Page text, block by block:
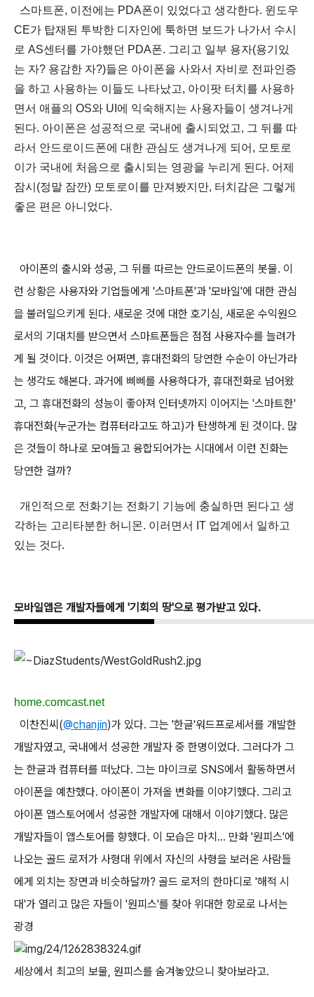
스마트폰, 이전에는 PDA폰이 있었다고 생각한다. 윈도우
CE가 탑재된 투박한 디자인에 툭하면 보드가 나가서 수시
로 AS센터를 가야했던 PDA폰. 그리고 일부 용자(용기있
는 자? 용감한 자?)들은 아이폰을 사와서 자비로 전파인증
을 하고 사용하는 이들도 나타났고, 아이팟 터치를 사용하
면서 애플의 OS와 UI에 익숙해지는 사용자들이 생겨나게
된다. 아이폰은 성공적으로 국내에 출시되었고, 그 뒤를 따
라서 안드로이드폰에 대한 관심도 생겨나게 되어, 모토로
이가 국내에 처음으로 출시되는 영광을 누리게 된다. 어제
잠시(정말 잠깐) 모토로이를 만져봤지만, 터치감은 그렇게
좋은 편은 아니었다.
아이폰의 출시와 성공, 그 뒤를 따르는 안드로이드폰의 봇물. 이
런 상황은 사용자와 기업들에게 '스마트폰'과 '모바일'에 대한 관심
을 불러일으키게 된다. 새로운 것에 대한 호기심, 새로운 수익원으
로서의 기대치를 받으면서 스마트폰들은 점점 사용자수를 늘려가
게 될 것이다. 이것은 어쩌면, 휴대전화의 당연한 수순이 아닌가라
는 생각도 해본다. 과거에 삐삐를 사용하다가, 휴대전화로 넘어왔
고, 그 휴대전화의 성능이 좋아져 인터넷까지 이어지는 '스마트한'
휴대전화(누군가는 컴퓨터라고도 하고)가 탄생하게 된 것이다. 많
은 것들이 하나로 모여들고 융합되어가는 시대에서 이런 진화는
당연한 걸까?
개인적으로 전화기는 전화기 기능에 충실하면 된다고 생
각하는 고리타분한 허니몬. 이러면서 IT 업계에서 일하고
있는 것다.
모바일앱은 개발자들에게 '기회의 땅'으로 평가받고 있다.
home.comcast.net
이찬진씨(@chanjin)가 있다. 그는 '한글'워드프로세서를 개발한
개발자였고, 국내에서 성공한 개발자 중 한명이었다. 그러다가 그
는 한글과 컴퓨터를 떠났다. 그는 마이크로 SNS에서 활동하면서
아이폰을 예찬했다. 아이폰이 가져올 변화를 이야기했다. 그리고
아이폰 앱스토어에서 성공한 개발자에 대해서 이야기했다. 많은
개발자들이 앱스토어를 향했다. 이 모습은 마치... 만화 '원피스'에
나오는 골드 로저가 사형대 위에서 자신의 사형을 보러온 사람들
에게 외치는 장면과 비슷하달까? 골드 로저의 한마디로 '해적 시
대'가 열리고 많은 자들이 '원피스'를 찾아 위대한 항로로 나서는
광경
세상에서 최고의 보물, 원피스를 숨겨놓았으니 찾아보라고.